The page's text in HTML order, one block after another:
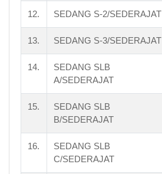
12. SEDANG S-2/SEDERAJAT
13. SEDANG S-3/SEDERAJAT
14.
SEDANG SLB
A/SEDERAJAT
15.
SEDANG SLB
B/SEDERAJAT
16.
SEDANG SLB
C/SEDERAJAT